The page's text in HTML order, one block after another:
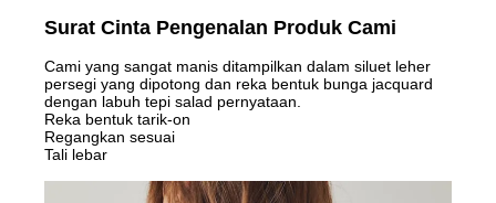
Surat Cinta Pengenalan Produk Cami
Cami yang sangat manis ditampilkan dalam siluet leher
persegi yang dipotong dan reka bentuk bunga jacquard
dengan labuh tepi salad pernyataan.
Reka bentuk tarik-on
Regangkan sesuai
Tali lebar